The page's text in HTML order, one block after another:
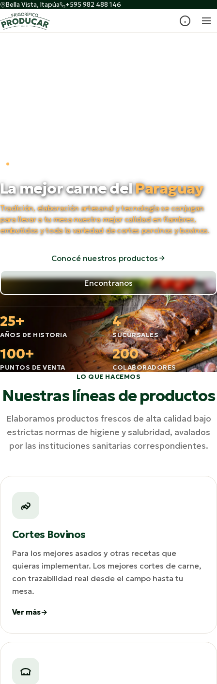
Bella Vista, Itapúa +595 982 488 146
La mejor carne delParaguay
Tradición, elaboración artesanal y tecnología se conjugan
para llevar a tu mesa nuestra mejor calidad en fiambres,
embutidos y toda la variedad de cortes porcinos y bovinos.
Conocé nuestros productos
Encontranos
25+
AÑOS DE HISTORIA
4
SUCURSALES
100+
PUNTOS DE VENTA
200
COLABORADORES
LO QUE HACEMOS
Nuestras líneas de productos
Elaboramos productos frescos de alta calidad bajo
estrictas normas de higiene y salubridad, avalados
por las instituciones sanitarias correspondientes.
Cortes Bovinos
Para los mejores asados y otras recetas que
quieras implementar. Los mejores cortes de carne,
con trazabilidad real desde el campo hasta tu
mesa.
Ver más